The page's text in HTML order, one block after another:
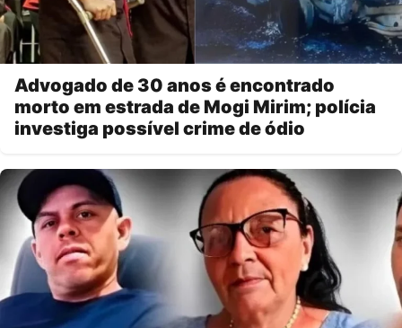
Advogado de 30 anos é encontrado
morto em estrada de Mogi Mirim; polícia
investiga possível crime de ódio